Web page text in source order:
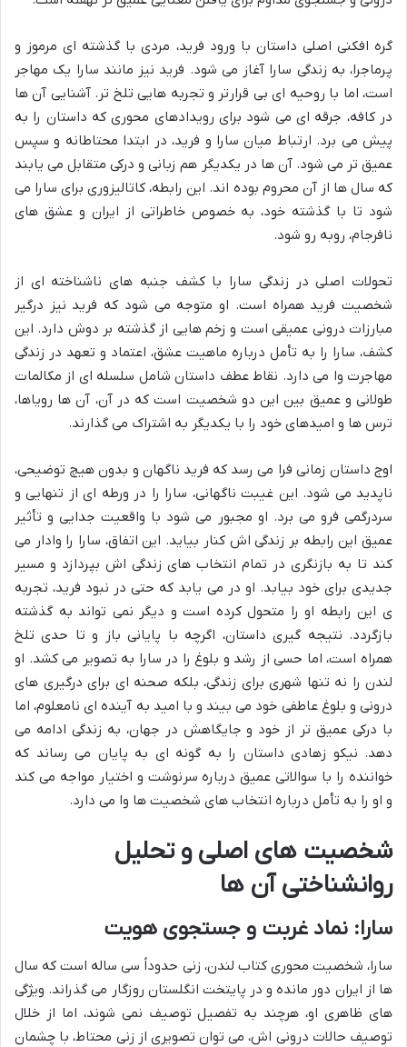
گره افکنی اصلی داستان با ورود فرید، مردی با گذشته ای مرموز و
پرماجرا، به زندگی سارا آغاز می شود. فرید نیز مانند سارا یک مهاجر
است، اما با روحیه ای بی قرارتر و تجربه هایی تلخ تر. آشنایی آن ها
در کافه، جرقه ای می شود برای رویدادهای محوری که داستان را به
پیش می برد. ارتباط میان سارا و فرید، در ابتدا محتاطانه و سپس
عمیق تر می شود. آن ها در یکدیگر هم زبانی و درکی متقابل می یابند
که سال ها از آن محروم بوده اند. این رابطه، کاتالیزوری برای سارا می
شود تا با گذشته خود، به خصوص خاطراتی از ایران و عشق های
نافرجام، روبه رو شود.
تحولات اصلی در زندگی سارا با کشف جنبه های ناشناخته ای از
شخصیت فرید همراه است. او متوجه می شود که فرید نیز درگیر
مبارزات درونی عمیقی است و زخم هایی از گذشته بر دوش دارد. این
کشف، سارا را به تأمل درباره ماهیت عشق، اعتماد و تعهد در زندگی
مهاجرت وا می دارد. نقاط عطف داستان شامل سلسله ای از مکالمات
طولانی و عمیق بین این دو شخصیت است که در آن، آن ها رویاها،
ترس ها و امیدهای خود را با یکدیگر به اشتراک می گذارند.
اوج داستان زمانی فرا می رسد که فرید ناگهان و بدون هیچ توضیحی،
ناپدید می شود. این غیبت ناگهانی، سارا را در ورطه ای از تنهایی و
سردرگمی فرو می برد. او مجبور می شود با واقعیت جدایی و تأثیر
عمیق این رابطه بر زندگی اش کنار بیاید. این اتفاق، سارا را وادار می
کند تا به بازنگری در تمام انتخاب های زندگی اش بپردازد و مسیر
جدیدی برای خود بیابد. او در می یابد که حتی در نبود فرید، تجربه
ی این رابطه او را متحول کرده است و دیگر نمی تواند به گذشته
بازگردد. نتیجه گیری داستان، اگرچه با پایانی باز و تا حدی تلخ
همراه است، اما حسی از رشد و بلوغ را در سارا به تصویر می کشد. او
لندن را نه تنها شهری برای زندگی، بلکه صحنه ای برای درگیری های
درونی و بلوغ عاطفی خود می بیند و با امید به آینده ای نامعلوم، اما
با درکی عمیق تر از خود و جایگاهش در جهان، به زندگی ادامه می
دهد. نیکو زهادی داستان را به گونه ای به پایان می رساند که
خواننده را با سوالاتی عمیق درباره سرنوشت و اختیار مواجه می کند
و او را به تأمل درباره انتخاب های شخصیت ها وا می دارد.
شخصیت های اصلی و تحلیل
روانشناختی آن ها
سارا: نماد غربت و جستجوی هویت
سارا، شخصیت محوری کتاب لندن، زنی حدوداً سی ساله است که سال
ها از ایران دور مانده و در پایتخت انگلستان روزگار می گذراند. ویژگی
های ظاهری او، هرچند به تفصیل توصیف نمی شوند، اما از خلال
توصیف حالات درونی اش، می توان تصویری از زنی محتاط، با چشمان